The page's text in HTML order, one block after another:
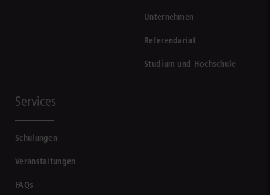
Unternehmen
Referendariat
Studium und Hochschule
Services
Schulungen
Veranstaltungen
FAQs